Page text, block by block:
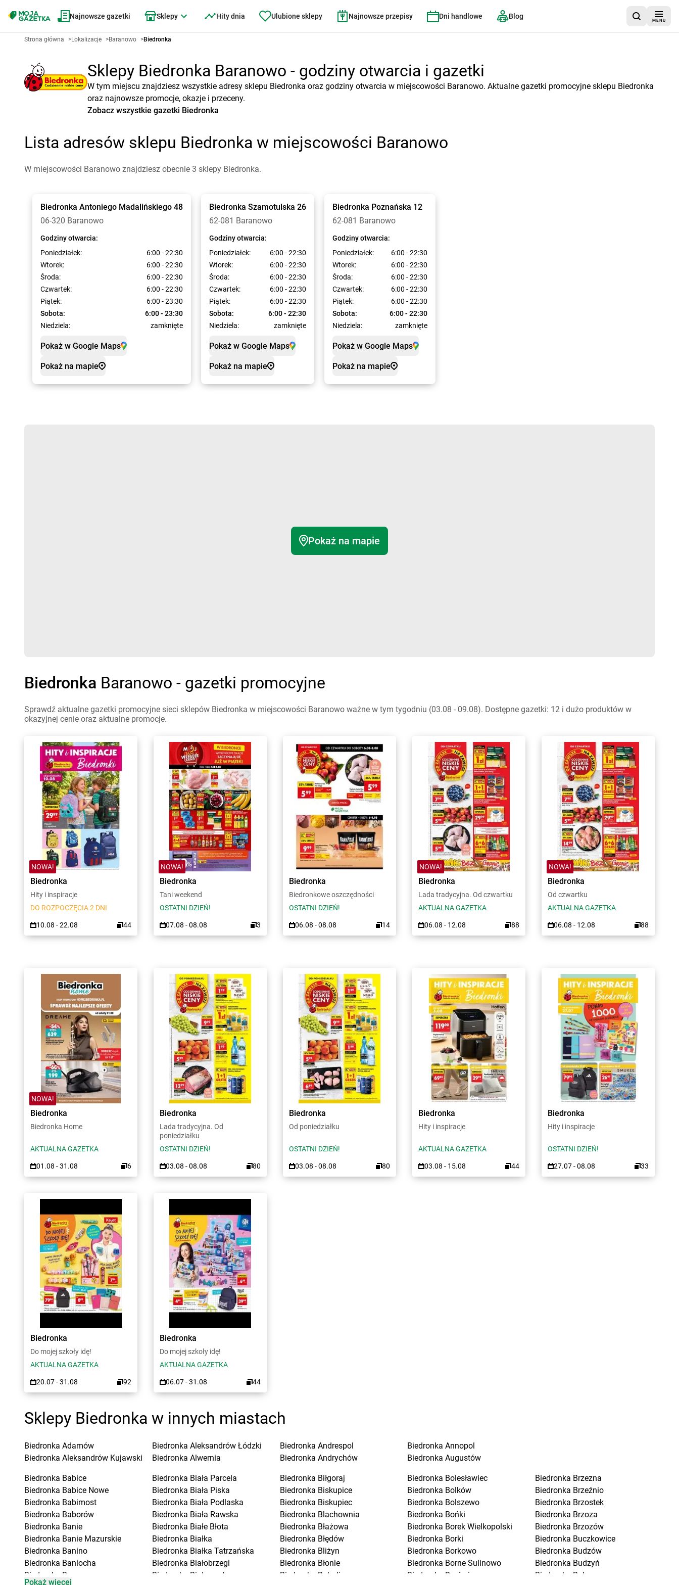
Najnowsze gazetki Sklepy Hity dnia Ulubione sklepy Najnowsze przepisy Dni handlowe Blog
MENU
Strona główna >Lokalizacje >Baranowo >Biedronka
Sklepy Biedronka Baranowo - godziny otwarcia i gazetki
W tym miejscu znajdziesz wszystkie adresy sklepu Biedronka oraz godziny otwarcia w miejscowości Baranowo. Aktualne gazetki promocyjne sklepu Biedronka
oraz najnowsze promocje, okazje i przeceny.
Zobacz wszystkie gazetki Biedronka
Lista adresów sklepu Biedronka w miejscowości Baranowo
W miejscowości Baranowo znajdziesz obecnie 3 sklepy Biedronka.
Biedronka Antoniego Madalińskiego 48
06-320 Baranowo
Godziny otwarcia:
Poniedziałek:
6:00 - 22:30
Wtorek:
6:00 - 22:30
Środa:
6:00 - 22:30
Czwartek:
6:00 - 22:30
Piątek:
6:00 - 23:30
Sobota:
6:00 - 23:30
Niedziela:
zamknięte
Pokaż w Google Maps
Pokaż na mapie
Biedronka Szamotulska 26
62-081 Baranowo
Godziny otwarcia:
Poniedziałek:
6:00 - 22:30
Wtorek:
6:00 - 22:30
Środa:
6:00 - 22:30
Czwartek:
6:00 - 22:30
Piątek:
6:00 - 22:30
Sobota:
6:00 - 22:30
Niedziela:
zamknięte
Pokaż w Google Maps
Pokaż na mapie
Biedronka Poznańska 12
62-081 Baranowo
Godziny otwarcia:
Poniedziałek:
6:00 - 22:30
Wtorek:
6:00 - 22:30
Środa:
6:00 - 22:30
Czwartek:
6:00 - 22:30
Piątek:
6:00 - 22:30
Sobota:
6:00 - 22:30
Niedziela:
zamknięte
Pokaż w Google Maps
Pokaż na mapie
Pokaż na mapie
Biedronka Baranowo - gazetki promocyjne
Sprawdź aktualne gazetki promocyjne sieci sklepów Biedronka w miejscowości Baranowo ważne w tym tygodniu (03.08 - 09.08). Dostępne gazetki: 12 i dużo produktów w
okazyjnej cenie oraz aktualne promocje.
NOWA!
Biedronka
Hity i inspiracje
DO ROZPOCZĘCIA 2 DNI
10.08 - 22.08 44
NOWA!
Biedronka
Tani weekend
OSTATNI DZIEŃ!
07.08 - 08.08 3
Biedronka
Biedronkowe oszczędności
OSTATNI DZIEŃ!
06.08 - 08.08 14
NOWA!
Biedronka
Lada tradycyjna. Od czwartku
AKTUALNA GAZETKA
06.08 - 12.08 88
NOWA!
Biedronka
Od czwartku
AKTUALNA GAZETKA
06.08 - 12.08 88
NOWA!
Biedronka
Biedronka Home
AKTUALNA GAZETKA
01.08 - 31.08 6
Biedronka
Lada tradycyjna. Od
poniedziałku
OSTATNI DZIEŃ!
03.08 - 08.08 80
Biedronka
Od poniedziałku
OSTATNI DZIEŃ!
03.08 - 08.08 80
Biedronka
Hity i inspiracje
AKTUALNA GAZETKA
03.08 - 15.08 44
Biedronka
Hity i inspiracje
OSTATNI DZIEŃ!
27.07 - 08.08 33
Biedronka
Do mojej szkoły idę!
AKTUALNA GAZETKA
20.07 - 31.08 92
Biedronka
Do mojej szkoły idę!
AKTUALNA GAZETKA
06.07 - 31.08 44
Sklepy Biedronka w innych miastach
Biedronka Adamów
Biedronka Aleksandrów Kujawski
Biedronka Aleksandrów Łódzki
Biedronka Alwernia
Biedronka Andrespol
Biedronka Andrychów
Biedronka Annopol
Biedronka Augustów
Biedronka Babice
Biedronka Babice Nowe
Biedronka Babimost
Biedronka Baborów
Biedronka Banie
Biedronka Banie Mazurskie
Biedronka Banino
Biedronka Baniocha
Biedronka
Baranowo
Biedronka Biała Parcela
Biedronka Biała Piska
Biedronka Biała Podlaska
Biedronka Biała Rawska
Biedronka Białe Błota
Biedronka Białka
Biedronka Białka Tatrzańska
Biedronka Białobrzegi
Biedronka
Białogard
Biedronka Biłgoraj
Biedronka Biskupice
Biedronka Biskupiec
Biedronka Blachownia
Biedronka Błażowa
Biedronka Błędów
Biedronka Bliżyn
Biedronka Błonie
Biedronka
Bobolice
Biedronka Bolesławiec
Biedronka Bolków
Biedronka Bolszewo
Biedronka Bońki
Biedronka Borek Wielkopolski
Biedronka Borki
Biedronka Borkowo
Biedronka Borne Sulinowo
Biedronka
Borówiec
Biedronka Brzezna
Biedronka Brzeźnio
Biedronka Brzostek
Biedronka Brzoza
Biedronka Brzozów
Biedronka Buczkowice
Biedronka Budzów
Biedronka Budzyń
Biedronka
Buk
Pokaż więcej